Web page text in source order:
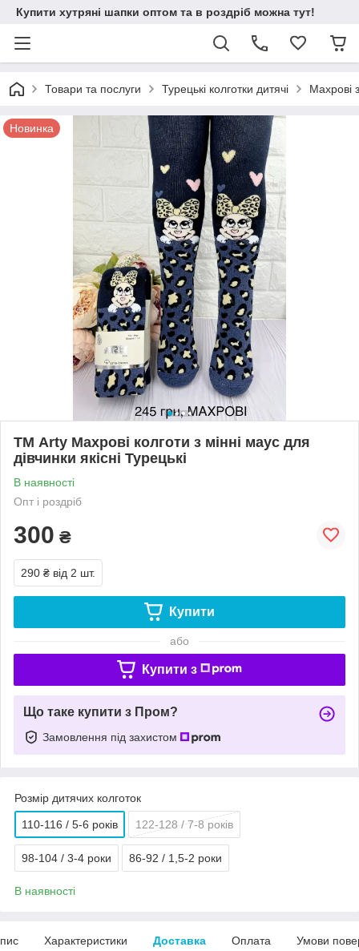
Купити хутряні шапки оптом та в роздріб можна тут!
Товари та послуги Турецькі колготки дитячі Махрові
Новинка
ТМ Arty Махрові колготи з мінні маус для
дівчинки якісні Турецькі
В наявності
Опт і роздріб
300 ₴
290 ₴ від 2 шт.
Купити
або
Купити з
Що таке купити з Пром?
Замовлення під захистом
Розмір дитячих колготок
110-116 / 5-6 років 122-128 / 7-8 років
98-104 / 3-4 роки 86-92 / 1,5-2 роки
В наявності
Характеристики Доставка Оплата Умови